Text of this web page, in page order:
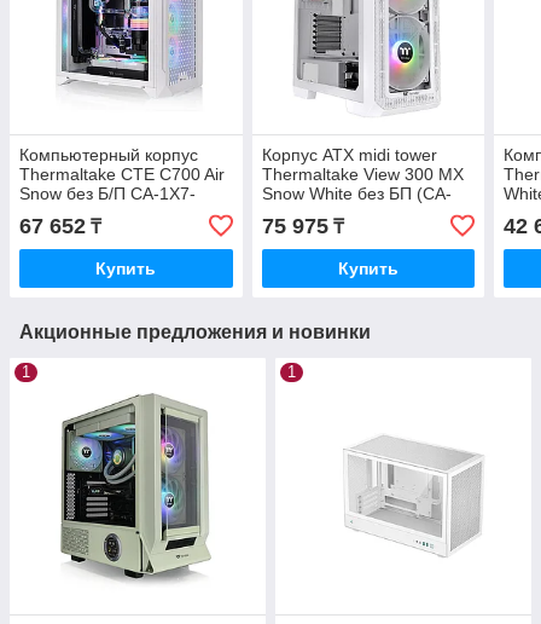
Компьютерный корпус
Thermaltake CTE C700 Air
Snow без Б/П CA-1X7-
00F6WN-00
67 652 ₸
Купить
Корпус ATX midi tower
Thermaltake View 300 MX
Snow White без БП (CA-
1P6-00M6WN-00)
75 975₸
Купить
42
Акционные предложения и новинки
1 1